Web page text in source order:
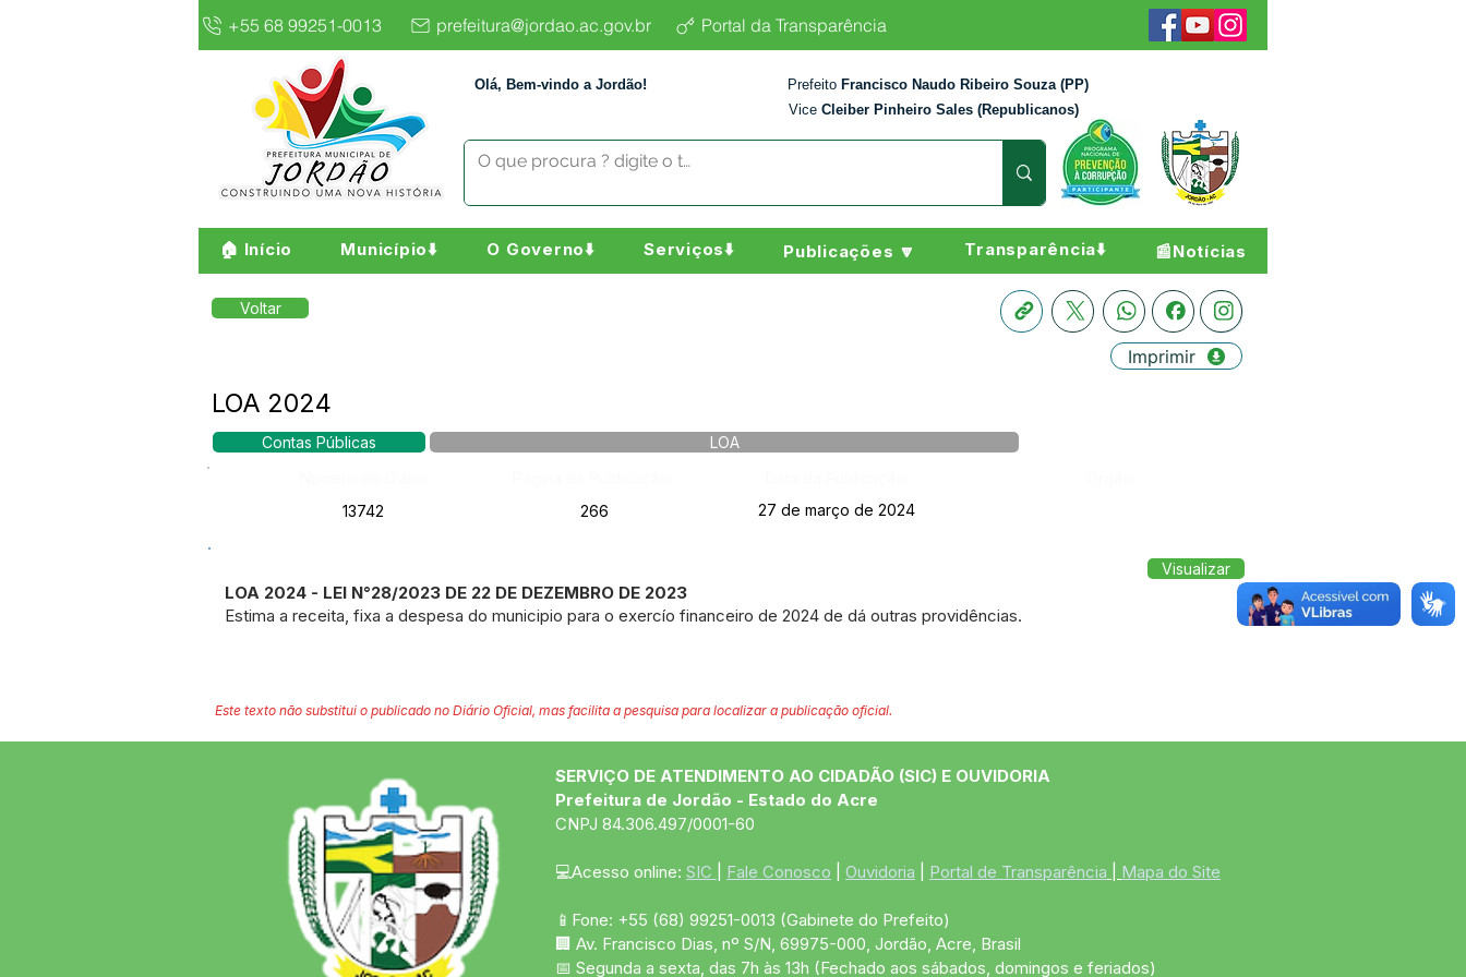
+55 68 99251-0013 prefeitura@jordao.ac.gov.br Portal da Transparência
Olá, Bem-vindo a Jordão! Prefeito Francisco Naudo Ribeiro Souza (PP)
Vice Cleiber Pinheiro Sales (Republicanos)
🏠 Início Município⬇️ O Governo⬇️ Serviços⬇️ Publicações 🔽 Transparência⬇️ 📰Notícias
Voltar
Imprimir
LOA 2024
Contas Públicas
LOA
13742
266 27 de março de 2024
LOA 2024 - LEI N°28/2023 DE 22 DE DEZEMBRO DE 2023
Estima a receita, fixa a despesa do municipio para o exercío financeiro de 2024 de dá outras providências.
Visualizar
Este texto não substitui o publicado no Diário Oficial, mas facilita a pesquisa para localizar a publicação oficial.
SERVIÇO DE ATENDIMENTO AO CIDADÃO (SIC) E OUVIDORIA
Prefeitura de Jordão - Estado do Acre
CNPJ 84.306.497/0001-60
💻Acesso online: SIC Fale Conosco Ouvidoria Portal de Transparência Mapa do Site
📱Fone: +55 (68) 99251-0013 (Gabinete do Prefeito)
🏢 Av. Francisco Dias, nº S/N, 69975-000, Jordão, Acre, Brasil
📅 Segunda a sexta, das 7h às 13h (Fechado aos sábados, domingos e feriados)